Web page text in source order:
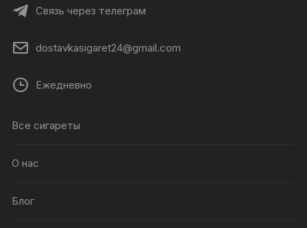
Связь через телеграм
dostavkasigaret24@gmail.com
Ежедневно
Все сигареты
О нас
Блог